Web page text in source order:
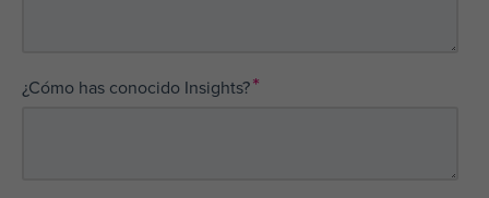
¿Cómo has conocido Insights?*